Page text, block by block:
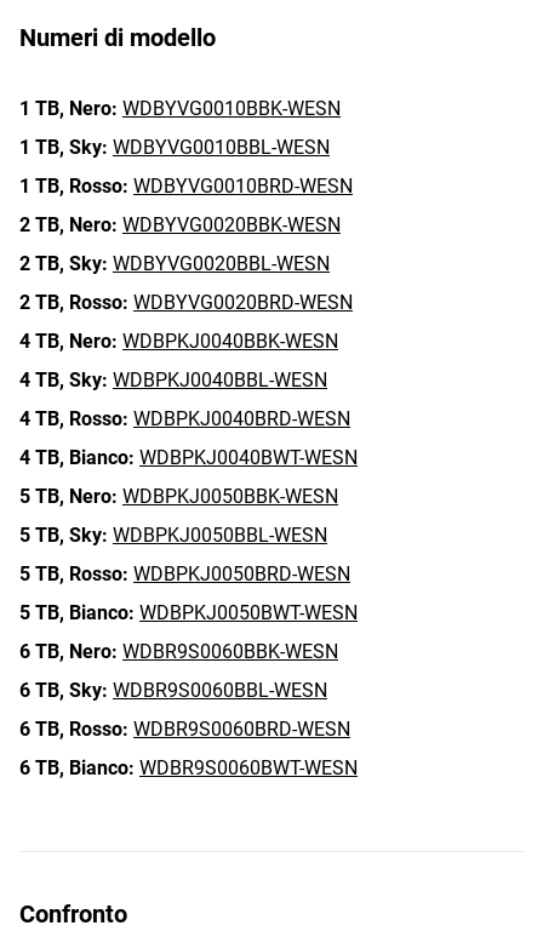
Numeri di modello
1 TB, Nero: WDBYVG0010BBK-WESN
1 TB, Sky: WDBYVG0010BBL-WESN
1 TB, Rosso: WDBYVG0010BRD-WESN
2 TB, Nero: WDBYVG0020BBK-WESN
2 TB, Sky: WDBYVG0020BBL-WESN
2 TB, Rosso: WDBYVG0020BRD-WESN
4 TB, Nero: WDBPKJ0040BBK-WESN
4 TB, Sky: WDBPKJ0040BBL-WESN
4 TB, Rosso: WDBPKJ0040BRD-WESN
4 TB, Bianco: WDBPKJ0040BWT-WESN
5 TB, Nero: WDBPKJ0050BBK-WESN
5 TB, Sky: WDBPKJ0050BBL-WESN
5 TB, Rosso: WDBPKJ0050BRD-WESN
5 TB, Bianco: WDBPKJ0050BWT-WESN
6 TB, Nero: WDBR9S0060BBK-WESN
6 TB, Sky: WDBR9S0060BBL-WESN
6 TB, Rosso: WDBR9S0060BRD-WESN
6 TB, Bianco: WDBR9S0060BWT-WESN
Confronto